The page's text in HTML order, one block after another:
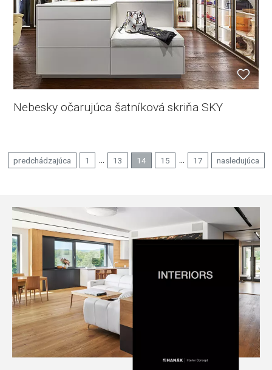
Nebesky očarujúca šatníková skriňa SKY
predchádzajúca 1 ... 13 14 15 ... 17 nasledujúca